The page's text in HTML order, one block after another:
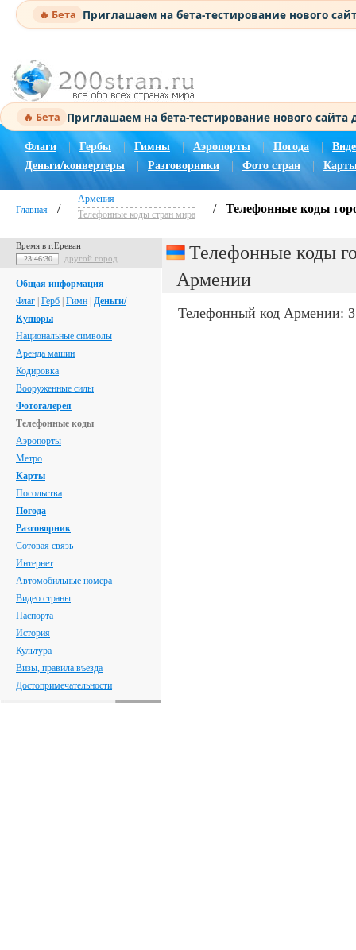
🔥 Бета Приглашаем на бета-тестирование нового
🔥 Бета Приглашаем на бета-тестирование нового
Флаги Гербы Гимны | Аэропорты Погода |
Деньги/конвертеры
Разговорники Фото стран
Главная /
Армения
Телефонные коды стран мира
/ Телефонные коды
Время в г.Ереван
23:46:30 другой город
Общая информация
Флаг Герб Гимн Деньги/
Купюры
Национальные символы
Аренда машин
Кодировка
Вооруженные силы
Фотогалерея
Телефонные коды
Аэропорты
Метро
Карты
Посольства
Погода
Разговорник
Сотовая связь
Интернет
Автомобильные номера
Видео страны
Паспорта
История
Культура
Визы, правила въезда
Достопримечательности
Телефонные коды
Армении
Телефонный код Армении: